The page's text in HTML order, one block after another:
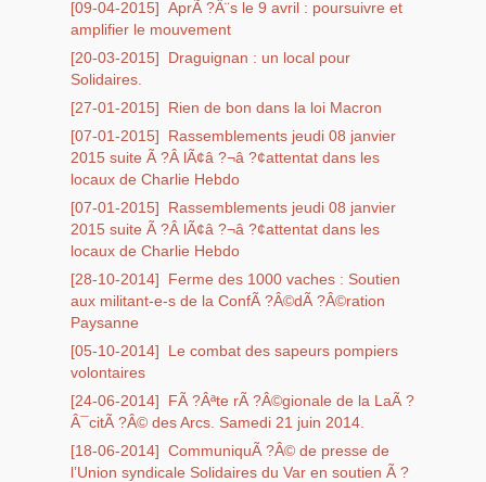
[09-04-2015] AprÃ ?Â¨s le 9 avril : poursuivre et
amplifier le mouvement
[20-03-2015]
Draguignan : un local pour
Solidaires.
[27-01-2015]
Rien de bon dans la loi Macron
[07-01-2015]
Rassemblements jeudi 08 janvier
2015 suite Ã ?Â lÃ¢â ?¬â ?¢attentat dans les
locaux de Charlie Hebdo
[07-01-2015]
Rassemblements jeudi 08 janvier
2015 suite Ã ?Â lÃ¢â ?¬â ?¢attentat dans les
locaux de Charlie Hebdo
[28-10-2014]
Ferme des 1000 vaches : Soutien
aux militant-e-s de la ConfÃ ?Â©dÃ ?Â©ration
Paysanne
[05-10-2014]
Le combat des sapeurs pompiers
volontaires
[24-06-2014]
FÃ ?Âªte rÃ ?Â©gionale de la LaÃ ?
Â¯citÃ ?Â© des Arcs. Samedi 21 juin 2014.
[18-06-2014] CommuniquÃ ?Â© de presse de
l’Union syndicale Solidaires du Var en soutien Ã ?